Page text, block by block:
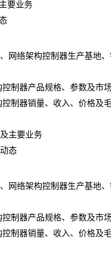
业务
架构控制器生产基地、
器产品规格、参数及市
器销量、收入、价格及
要业务
态
架构控制器生产基地、
器产品规格、参数及市
器销量、收入、价格及